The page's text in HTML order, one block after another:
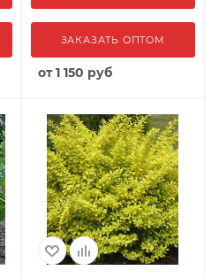
ЗАКАЗАТЬ ОПТОМ
от1 150 руб